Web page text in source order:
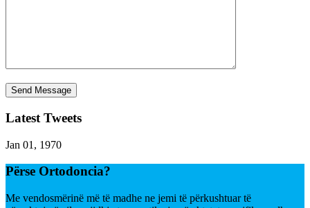
Latest Tweets
Jan 01, 1970
Përse Ortodoncia?
Me vendosmërinë më të madhe ne jemi të përkushtuar të